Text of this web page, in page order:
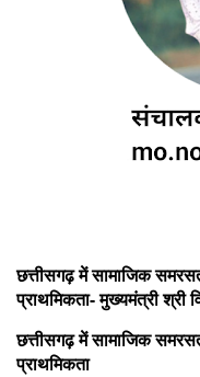
छत्तीसगढ़ में सामाजिक
प्राथमिकता- मुख्यमंत्री श्री
छत्तीसगढ़ में सामाजिक
प्राथमिकता